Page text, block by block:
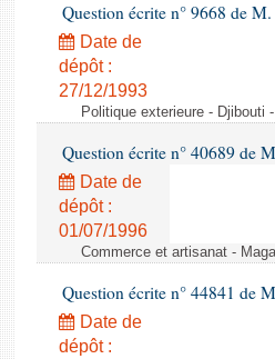
Question écrite n° 9668 de
Date de
dépôt :
27/12/1993
Politique exterieure - Djibouti
Question écrite n° 40689 de
Date de
dépôt :
01/07/1996
Commerce et artisanat -
Question écrite n° 44841 de
Date de
dépôt :